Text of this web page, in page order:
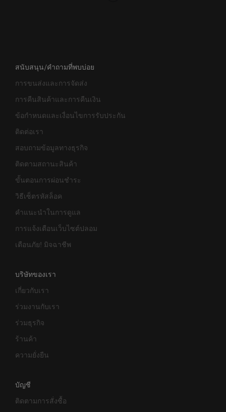
สนับสนุน/คำถามที่พบบ่อย
การขนส่งและการจัดส่ง
การคืนสินค้าและการคืนเงิน
ข้อกำหนดและเงื่อนไขการรับประกัน
ติดต่อเรา
สอบถามข้อมูลทางธุรกิจ
ติดตามสถานะสินค้า
ขั้นตอนการผ่อนชำระ
วิธีเซ็ตรหัสล็อค
คำแนะนำในการดูแล
การแจ้งเตือนเว็บไซต์ปลอม
เตือนภัย! มิจฉาชีพ
บริษัทของเรา
เกี่ยวกับเรา
ร่วมงานกับเรา
ร่วมธุรกิจ
ร้านค้า
ความยั่งยืน
บัญชี
ติดตามการสั่งซื้อ